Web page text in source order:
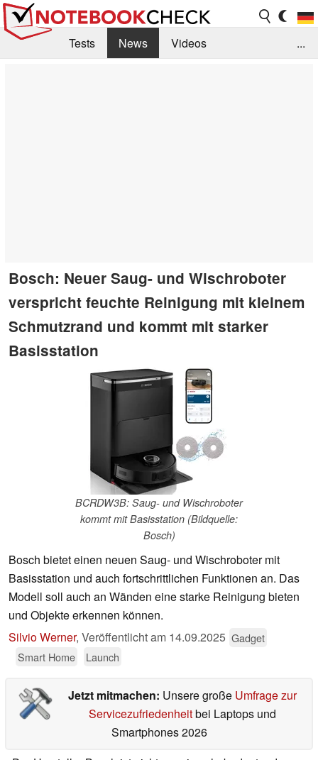
Tests News
Videos
...
Bosch: Neuer Saug- und Wischroboter
verspricht feuchte Reinigung mit kleinem
Schmutzrand und kommt mit starker
Basisstation
BCRDW3B: Saug- und Wischroboter
kommt mit Basisstation (Bildquelle:
Bosch)
Bosch bietet einen neuen Saug- und Wischroboter mit
Basisstation und auch fortschrittlichen Funktionen an. Das
Modell soll auch an Wänden eine starke Reinigung bieten
und Objekte erkennen können.
Silvio Werner, Veröffentlicht am 14.09.2025 Gadget
Smart Home
Launch
Jetzt mitmachen: Unsere große Umfrage zur
Servicezufriedenheitbei Laptops und
Smartphones 2026